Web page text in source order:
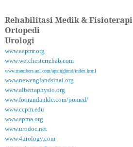
Rehabilitasi Medik & Fisioterapi
Ortopedi
Urologi
www.aapmr.org
www.wetchesterrehab.com
www.members.aol.com/apsinghmd/index.html
www.newenglandsinai.org
www.albertaphysio.org
www.foorandankle.com/pomed/
www.ccpm.edu
www.apma.org
www.urodoc.net
www.4urology.com